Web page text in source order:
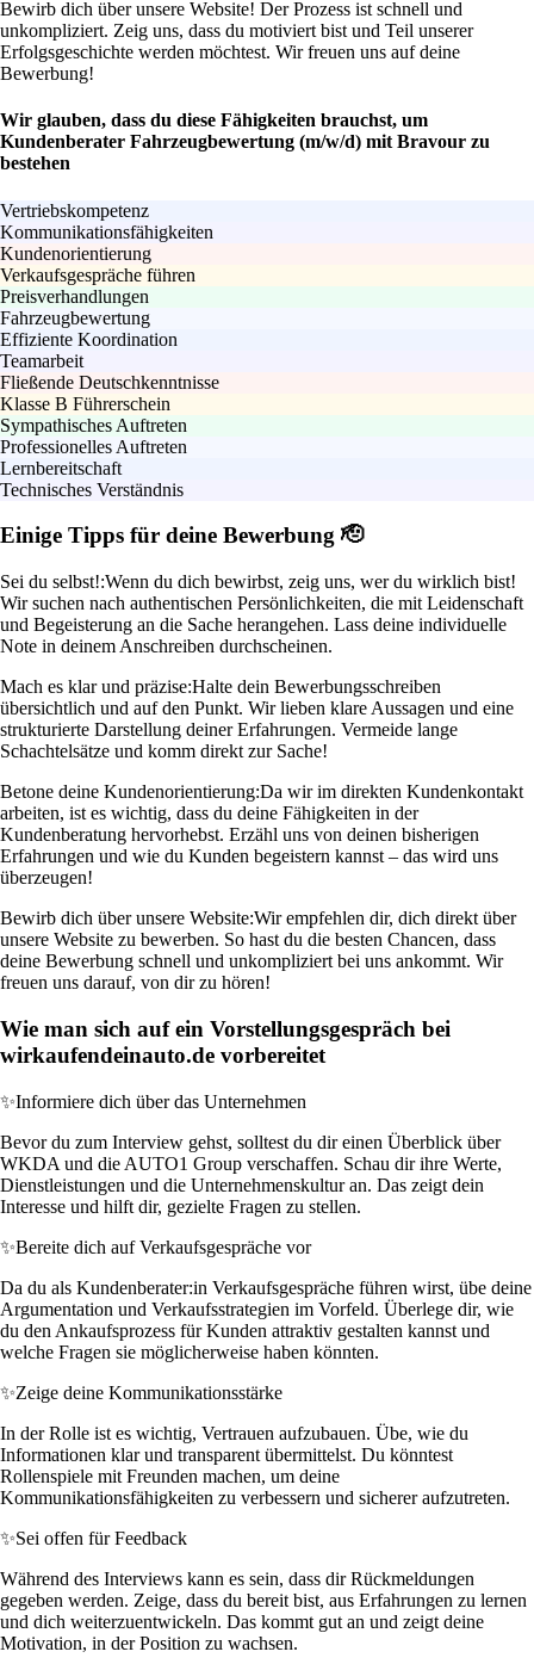
Bewirb dich über unsere Website! Der Prozess ist schnell und
unkompliziert. Zeig uns, dass du motiviert bist und Teil unserer
Erfolgsgeschichte werden möchtest. Wir freuen uns auf deine
Bewerbung!
Wir glauben, dass du diese Fähigkeiten brauchst, um
Kundenberater Fahrzeugbewertung (m/w/d) mit Bravour zu
bestehen
Vertriebskompetenz
Kommunikationsfähigkeiten
Kundenorientierung
Verkaufsgespräche führen
Preisverhandlungen
Fahrzeugbewertung
Effiziente Koordination
Teamarbeit
Fließende Deutschkenntnisse
Klasse B Führerschein
Sympathisches Auftreten
Professionelles Auftreten
Lernbereitschaft
Technisches Verständnis
Einige Tipps für deine Bewerbung 🫡
Sei du selbst!:Wenn du dich bewirbst, zeig uns, wer du wirklich bist!
Wir suchen nach authentischen Persönlichkeiten, die mit Leidenschaft
und Begeisterung an die Sache herangehen. Lass deine individuelle
Note in deinem Anschreiben durchscheinen.
Mach es klar und präzise:Halte dein Bewerbungsschreiben
übersichtlich und auf den Punkt. Wir lieben klare Aussagen und eine
strukturierte Darstellung deiner Erfahrungen. Vermeide lange
Schachtelsätze und komm direkt zur Sache!
Betone deine Kundenorientierung:Da wir im direkten Kundenkontakt
arbeiten, ist es wichtig, dass du deine Fähigkeiten in der
Kundenberatung hervorhebst. Erzähl uns von deinen bisherigen
Erfahrungen und wie du Kunden begeistern kannst – das wird uns
überzeugen!
Bewirb dich über unsere Website:Wir empfehlen dir, dich direkt über
unsere Website zu bewerben. So hast du die besten Chancen, dass
deine Bewerbung schnell und unkompliziert bei uns ankommt. Wir
freuen uns darauf, von dir zu hören!
Wie man sich auf ein Vorstellungsgespräch bei
wirkaufendeinauto.de vorbereitet
✨Informiere dich über das Unternehmen
Bevor du zum Interview gehst, solltest du dir einen Überblick über
WKDA und die AUTO1 Group verschaffen. Schau dir ihre Werte,
Dienstleistungen und die Unternehmenskultur an. Das zeigt dein
Interesse und hilft dir, gezielte Fragen zu stellen.
✨Bereite dich auf Verkaufsgespräche vor
Da du als Kundenberater:in Verkaufsgespräche führen wirst, übe deine
Argumentation und Verkaufsstrategien im Vorfeld. Überlege dir, wie
du den Ankaufsprozess für Kunden attraktiv gestalten kannst und
welche Fragen sie möglicherweise haben könnten.
✨Zeige deine Kommunikationsstärke
In der Rolle ist es wichtig, Vertrauen aufzubauen. Übe, wie du
Informationen klar und transparent übermittelst. Du könntest
Rollenspiele mit Freunden machen, um deine
Kommunikationsfähigkeiten zu verbessern und sicherer aufzutreten.
✨Sei offen für Feedback
Während des Interviews kann es sein, dass dir Rückmeldungen
gegeben werden. Zeige, dass du bereit bist, aus Erfahrungen zu lernen
und dich weiterzuentwickeln. Das kommt gut an und zeigt deine
Motivation, in der Position zu wachsen.